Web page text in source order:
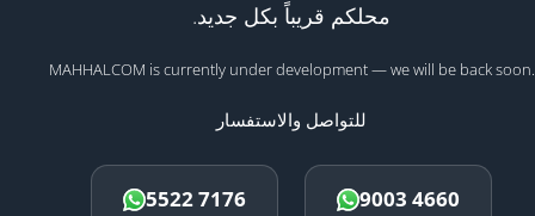
محلكم قريباً بكل جديد.
MAHHALCOM is currently under development — we will be back soon.
للتواصل والاستفسار
5522 7176 9003 4660